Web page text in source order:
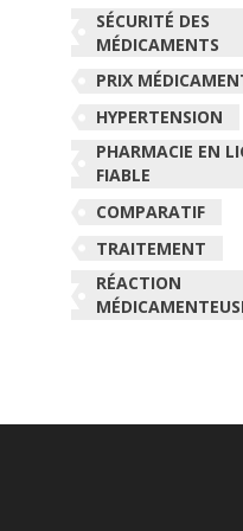
SÉCURITÉ DES
MÉDICAMENTS
PRIX
HYPERTENSION
PHARMACIE EN
FIABLE
COMPARATIF
TRAITEMENT
RÉACTION